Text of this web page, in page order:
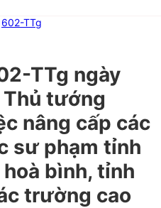
602-TTg
TTg ngày
tướng
nâng cấp các
sư phạm tỉnh
bình, tỉnh
trường cao